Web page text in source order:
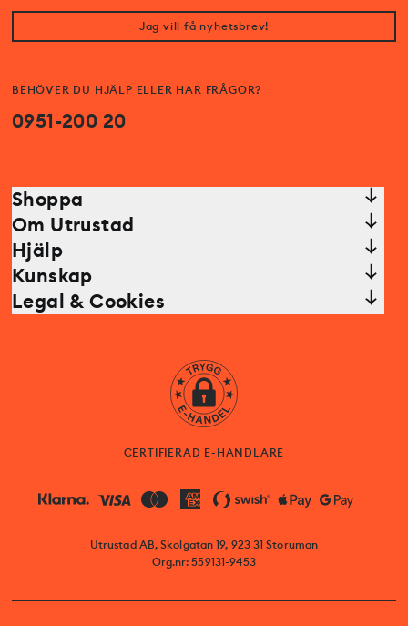
BEHÖVER DU HJÄLP ELLER HAR FRÅGOR?
0951-200 20
Jag vill få nyhetsbrev!
Shoppa
Om Utrustad
Hjälp
Kunskap
Legal & Cookies
CERTIFIERAD E-HANDLARE
Utrustad AB, Skolgatan 19, 923 31 Storuman
Org.nr: 559131-9453